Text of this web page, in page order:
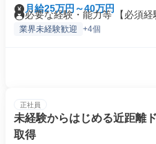
月給25万円～40万円
必要な経験・能力等 【必須経
業界未経験歓迎 +4個
正社員
未経験からはじめる近距離
取得